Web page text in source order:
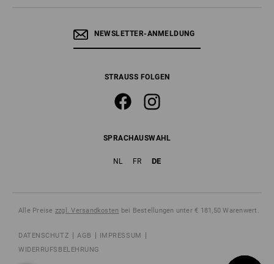
NEWSLETTER-ANMELDUNG
STRAUSS FOLGEN
SPRACHAUSWAHL
NL FR DE
Alle Preise zzgl. Versandkosten bei Bestellungen unter € 181,50 Warenwert.
DATENSCHUTZ AGB
IMPRESSUM
WIDERRUFSBELEHRUNG